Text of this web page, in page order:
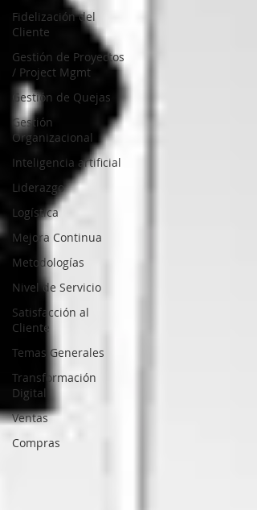
Fidelización del
Cliente
Gestión de Proyectos
/ Project Mgmt
Gestión de Quejas
Gestión
Organizacional
Inteligencia artificial
Liderazgo
Logística
Mejora Continua
Metodologías
Nivel de Servicio
Satisfacción al
Cliente
Temas Generales
Transformación
Digital
Ventas
Compras